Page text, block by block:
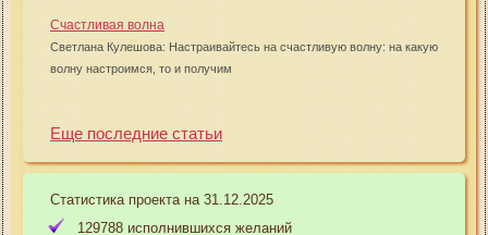
Счастливая волна
Светлана Кулешова: Настраивайтесь на счастливую волну: на какую
волну настроимся, то и получим
Еще последние статьи
Статистика проекта на 31.12.2025
129788 исполнившихся желаний